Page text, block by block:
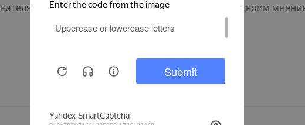
с выбором - будьте первым, кто поделится своим